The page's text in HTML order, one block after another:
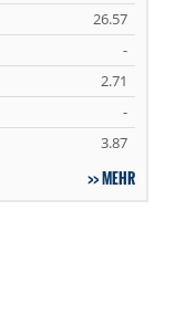
26.57
-
2.71
-
3.87
MEHR